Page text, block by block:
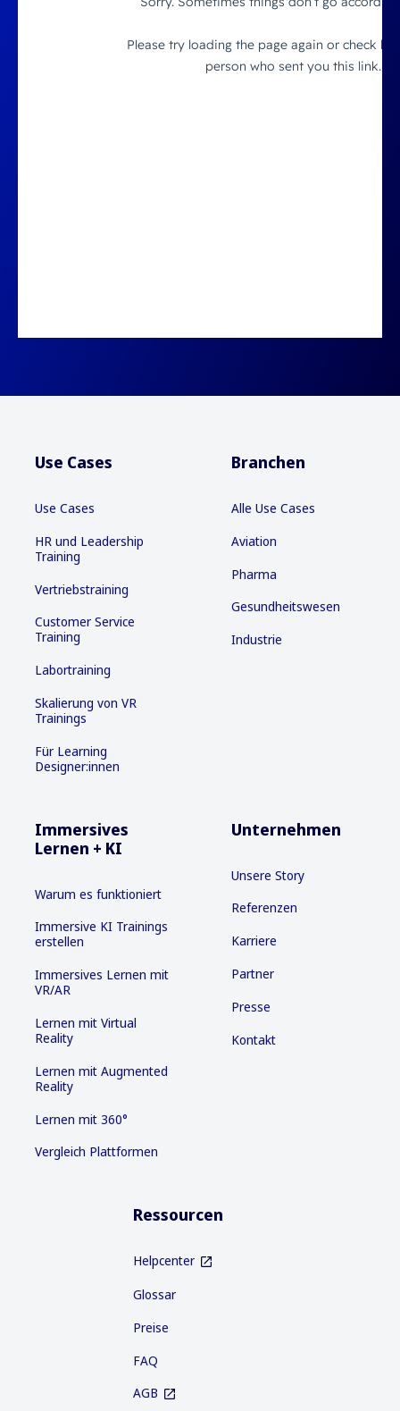
Use Cases
Use Cases
HR und Leadership
Training
Vertriebstraining
Customer Service
Training
Labortraining
Skalierung von VR
Trainings
Für Learning
Designer:innen
Branchen
Alle Use Cases
Aviation
Pharma
Gesundheitswesen
Industrie
Immersives
Lernen + KI
Warum es funktioniert
Immersive KI Trainings
erstellen
Immersives Lernen mit
VR/AR
Lernen mit Virtual
Reality
Lernen mit Augmented
Reality
Lernen mit 360°
Vergleich Plattformen
Unternehmen
Unsere Story
Referenzen
Karriere
Partner
Presse
Kontakt
Ressourcen
Helpcenter
Glossar
Preise
FAQ
AGB